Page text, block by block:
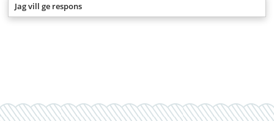
Jag vill ge respons